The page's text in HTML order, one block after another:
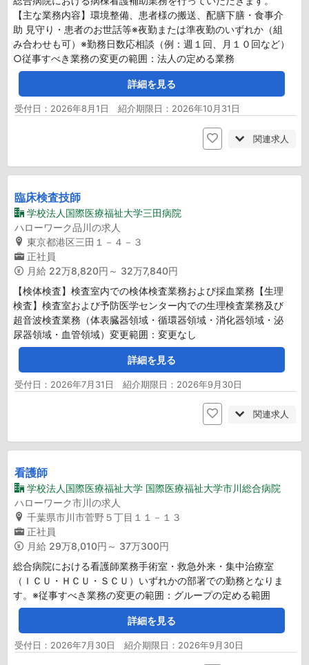
【主な業務内容】環境整備、患者様の搬送、配膳下膳・食事介
助 見守り・患者のお世話等※夜勤または準夜勤のいずれか（組
み合わせも可）※勤務日数応相談（例：週１回、月１０回など）
○従事すべき業務の変更の範囲：法人の定める業務
詳細を見る
受付日：2026年8月1日 紹介期限日：2026年10月31日
関連求人
臨床検査技師
学校法人国際医療福祉大学三田病院
ハローワーク品川の求人
東京都港区三田１－４－３
正社員
月給 22万8,820円～ 32万7,840円
【検体検査】検査室内での検体検査業務および採血業務【生理
検査】検査室および予防医学センター内での生理検査業務及び
超音波検査業務（体表臓器領域・循環器領域・消化器領域・泌
尿器領域・血管領域）変更範囲：変更なし
詳細を見る
受付日：2026年7月31日 紹介期限日：2026年9月30日
関連求人
看護師
学校法人国際医療福祉大学 国際医療福祉大学市川総合病院
ハローワーク市川の求人
千葉県市川市菅野５丁目１１－１３
正社員
月給 29万8,010円～ 37万300円
総合病院における看護師業務手術室・救急外来・集中治療室
（ＩＣＵ・ＨＣＵ・ＳＣＵ）いずれかの部署での勤務となりま
す。※従事すべき業務の変更の範囲：グループの定める範囲
詳細を見る
受付日：2026年7月30日 紹介期限日：2026年9月30日